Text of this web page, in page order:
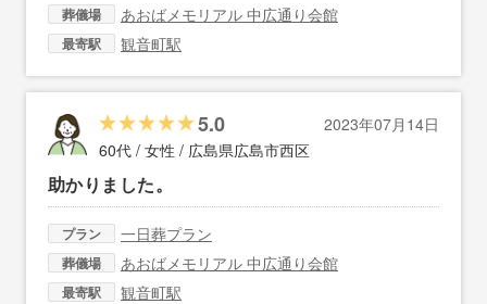
葬儀場 あおばメモリアル 中広通り会館
最寄駅 観音町駅
5.0
2023年07月14日
60代 / 女性 / 広島県広島市西区
助かりました。
プラン 一日葬プラン
葬儀場 あおばメモリアル 中広通り会館
最寄駅 観音町駅